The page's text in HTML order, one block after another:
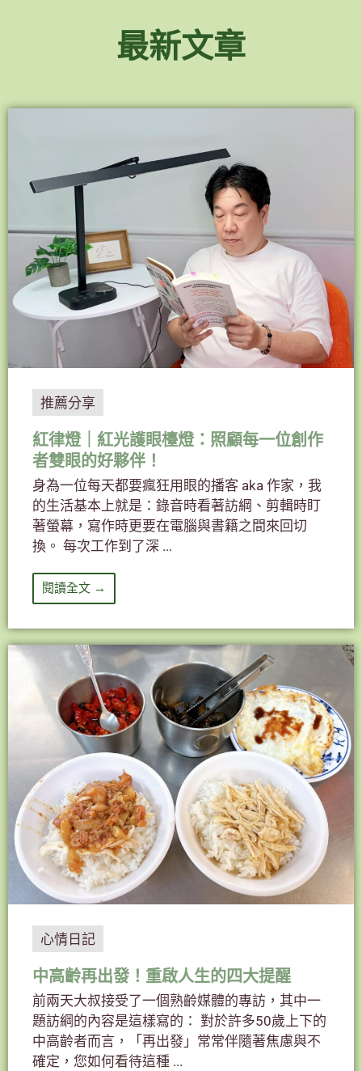
最新文章
推薦分享
紅律燈｜紅光護眼檯燈：照顧每一位創作
者雙眼的好夥伴！
身為一位每天都要瘋狂用眼的播客 aka 作家，我
的生活基本上就是：錄音時看著訪綱、剪輯時盯
著螢幕，寫作時更要在電腦與書籍之間來回切
換。 每次工作到了深 ...
閱讀全文 →
心情日記
中高齡再出發！重啟人生的四大提醒
前兩天大叔接受了一個熟齡媒體的專訪，其中一
題訪綱的內容是這樣寫的： 對於許多50歲上下的
中高齡者而言，「再出發」常常伴隨著焦慮與不
確定，您如何看待這種 ...